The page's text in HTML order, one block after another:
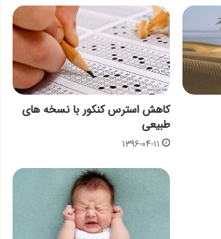
کاهش استرس کنکور با نسخه های
طبیعی
۱۳۹۶-۰۴-۱۱